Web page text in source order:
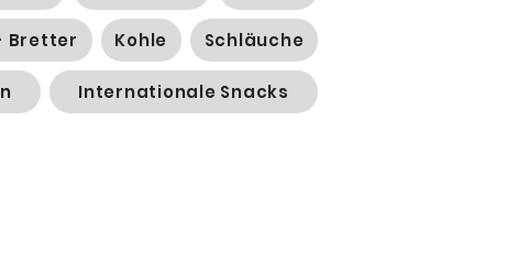
Bretter Kohle Schläuche
Internationale Snacks